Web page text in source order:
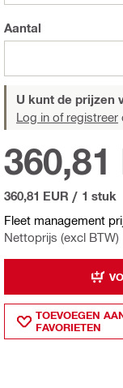
Aantal
U kunt de prijzen
Log in of registreer
Fleet management
Nettoprijs (excl BTW)
360,81
360,81 EUR / 1 stuk
TOEVOEGEN
FAVORIETEN